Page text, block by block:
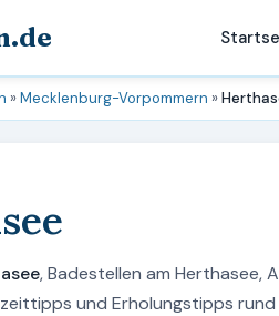
»Mecklenburg-Vorpommern »
, Badestellen am Herthasee,
und Erholungstipps rund